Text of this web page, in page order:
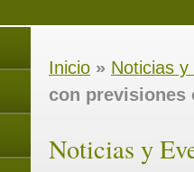
Inicio » Noticias
con previsiones
Noticias y